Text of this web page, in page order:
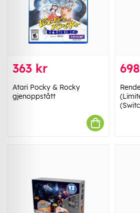
363 kr
Atari Pocky & Rocky
gjenoppstått